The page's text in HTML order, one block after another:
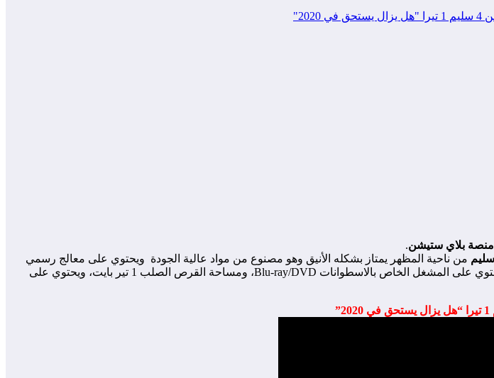
منصة بلاي ستيشن.
من ناحية المظهر يمتاز بشكله الأنيق وهو مصنوع من مواد عالية الجودة ويحتوي على معالج رسمي
متطور 8 نوات. 1.6 جيكا هرز وكرت الشاشة AMD Radeon 1.84 اما RAM 8 جيجا بايت GDDR5، ويحتوي على المشغل الخاص بالاسطوانات Blu-ray/DVD، ومساحة القرص الصلب 1 تير بايت، ويحتوي على